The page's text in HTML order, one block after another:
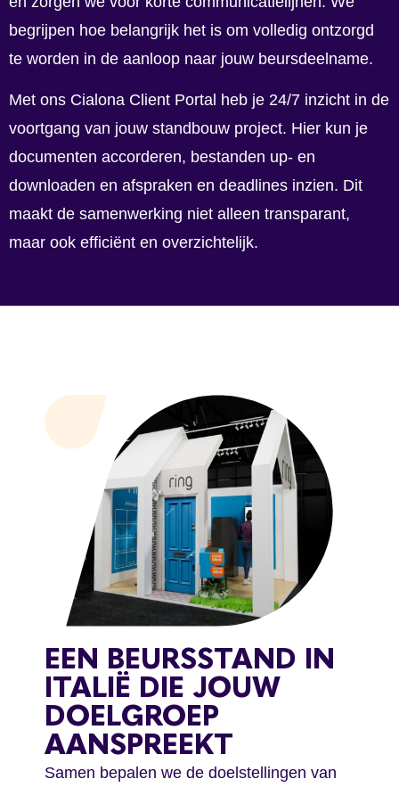
begrijpen hoe belangrijk het is om volledig ontzorgd
te worden in de aanloop naar jouw beursdeelname.
Met ons Cialona Client Portal heb je 24/7 inzicht in de
voortgang van jouw standbouw project. Hier kun je
documenten accorderen, bestanden up- en
downloaden en afspraken en deadlines inzien. Dit
maakt de samenwerking niet alleen transparant,
maar ook efficiënt en overzichtelijk.
EEN BEURSSTAND IN
ITALIË DIE JOUW
DOELGROEP
AANSPREEKT
Samen bepalen we de doelstellingen van